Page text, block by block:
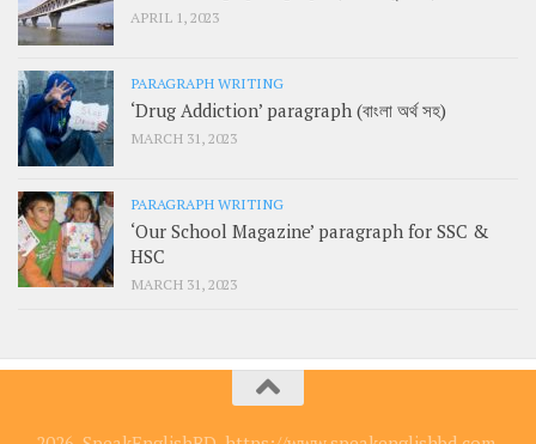
APRIL 1, 2023
PARAGRAPH WRITING
‘Drug Addiction’ paragraph (বাংলা অর্থ সহ)
MARCH 31, 2023
PARAGRAPH WRITING
‘Our School Magazine’ paragraph for SSC &
HSC
MARCH 31, 2023